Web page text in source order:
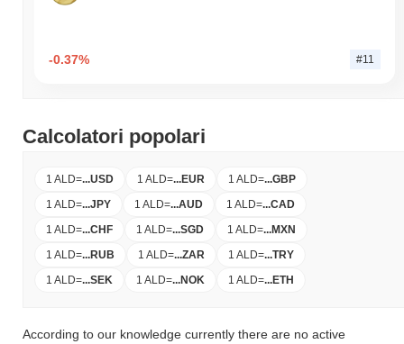
-0.37% #11
Calcolatori popolari
1 ALD=...USD 1 ALD=...EUR 1 ALD=...GBP
1 ALD=...JPY 1 ALD=...AUD 1 ALD=...CAD
1 ALD=...CHF 1 ALD=...SGD 1 ALD=...MXN
1 ALD=...RUB 1 ALD=...ZAR 1 ALD=...TRY
1 ALD=...SEK 1 ALD=...NOK 1 ALD=...ETH
According to our knowledge currently there are no active